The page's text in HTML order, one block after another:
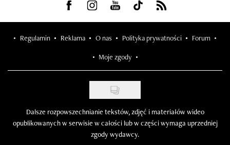
Visit us on Facebook
Visit us on Instagram
Visit us on Youtube
Visit us on Tiktok
Visit us on Rss
Regulamin Reklama O nas Polityka prywatności Forum
Moje zgody
Dalsze rozpowszechnianie tekstów, zdjęć i materiałów wideo
opublikowanych w serwisie w całości lub w części wymaga uprzedniej
zgody wydawcy.